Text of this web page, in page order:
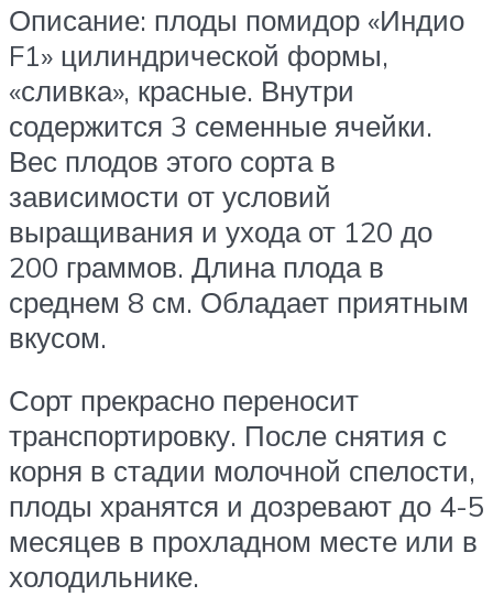
Описание: плоды помидор «Индио
F1» цилиндрической формы,
«сливка», красные. Внутри
содержится 3 семенные ячейки.
Вес плодов этого сорта в
зависимости от условий
выращивания и ухода от 120 до
200 граммов. Длина плода в
среднем 8 см. Обладает приятным
вкусом.
Сорт прекрасно переносит
транспортировку. После снятия с
корня в стадии молочной спелости,
плоды хранятся и дозревают до 4-5
месяцев в прохладном месте или в
холодильнике.